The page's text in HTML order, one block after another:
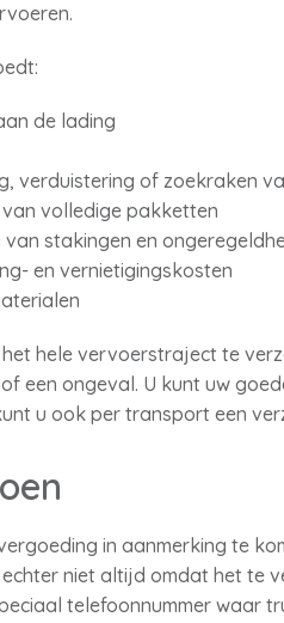
de lading
verduistering of zoekraken
volledige pakketten
stakingen en
en vernietigingskosten
hele vervoerstraject te
een ongeval. U kunt uw
u ook per transport een
in aanmerking te
niet altijd omdat het te
telefoonnummer waar